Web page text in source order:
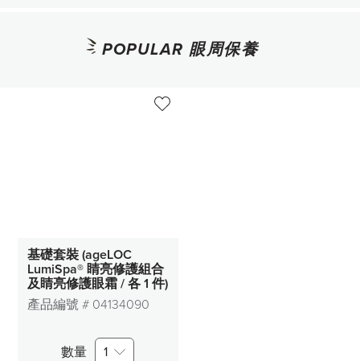
POPULAR 眼周保養
基礎套裝 (ageLOC
LumiSpa® 睛亮修護組合
及睛亮修護眼霜 / 各 1 件)
產品編號 # 04134090
數量 1